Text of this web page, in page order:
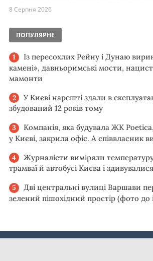
8 Серпня 2026
ПОПУЛЯРНЕ
Із пересохлих Рейну і Дунаю
камені», давньоримські мости,
мамонти
У Києві нарешті здали в
збудований 12 років тому
Компанія, яка будувала ЖК
у Києві, закрила офіс. А співвласник
Журналісти виміряли
трамваї й автобусі Києва і здивувалися
Дві центральні вулиці Варшави
зелений пішохідний простір (фото до